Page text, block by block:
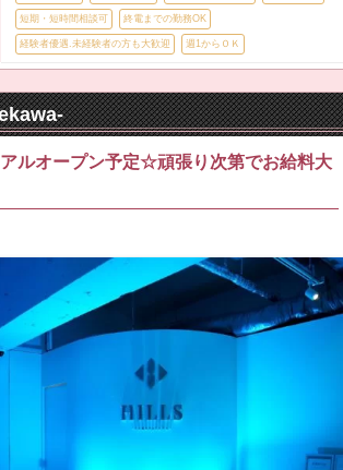
短期・短時間相談可 終電までの勤務OK
経験者優遇.未経験者の方も大歓迎 週1からＯＫ
ルオープン予定☆頑張り次第でお給料大